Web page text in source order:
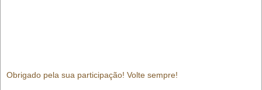
Obrigado pela sua participação! Volte sempre!